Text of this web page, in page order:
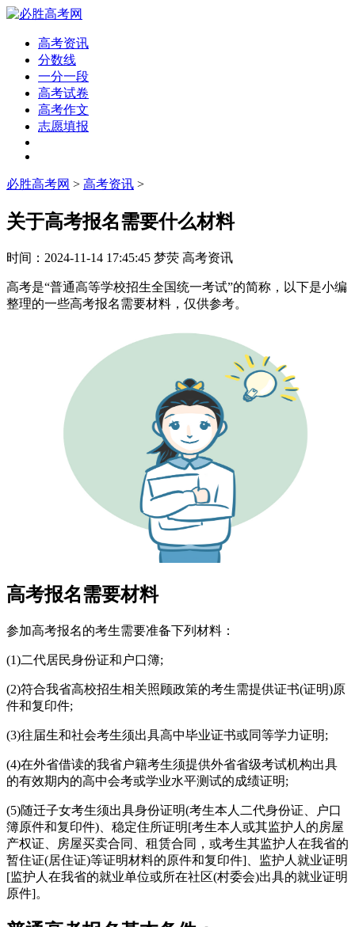
高考资讯
分数线
一分一段
高考试卷
高考作文
志愿填报
必胜高考网 > 高考资讯 >
关于高考报名需要什么材料
时间： 2024-11-14 17:45:45 梦荧 高考资讯
高考是“普通高等学校招生全国统一考试”的简称，以下是小编
整理的一些高考报名需要材料，仅供参考。
高考报名需要材料
参加高考报名的考生需要准备下列材料：
(1)二代居民身份证和户口簿;
(2)符合我省高校招生相关照顾政策的考生需提供证书(证明)原
件和复印件;
(3)往届生和社会考生须出具高中毕业证书或同等学力证明;
(4)在外省借读的我省户籍考生须提供外省省级考试机构出具
的有效期内的高中会考或学业水平测试的成绩证明;
(5)随迁子女考生须出具身份证明(考生本人二代身份证、户口
簿原件和复印件)、稳定住所证明[考生本人或其监护人的房屋
产权证、房屋买卖合同、租赁合同，或考生其监护人在我省的
暂住证(居住证)等证明材料的原件和复印件]、监护人就业证明
[监护人在我省的就业单位或所在社区(村委会)出具的就业证明
原件]。